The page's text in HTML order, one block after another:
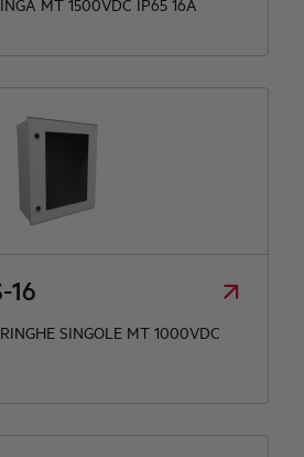
MT 1500VDC IP65 16A
16
SINGOLE MT 1000VDC